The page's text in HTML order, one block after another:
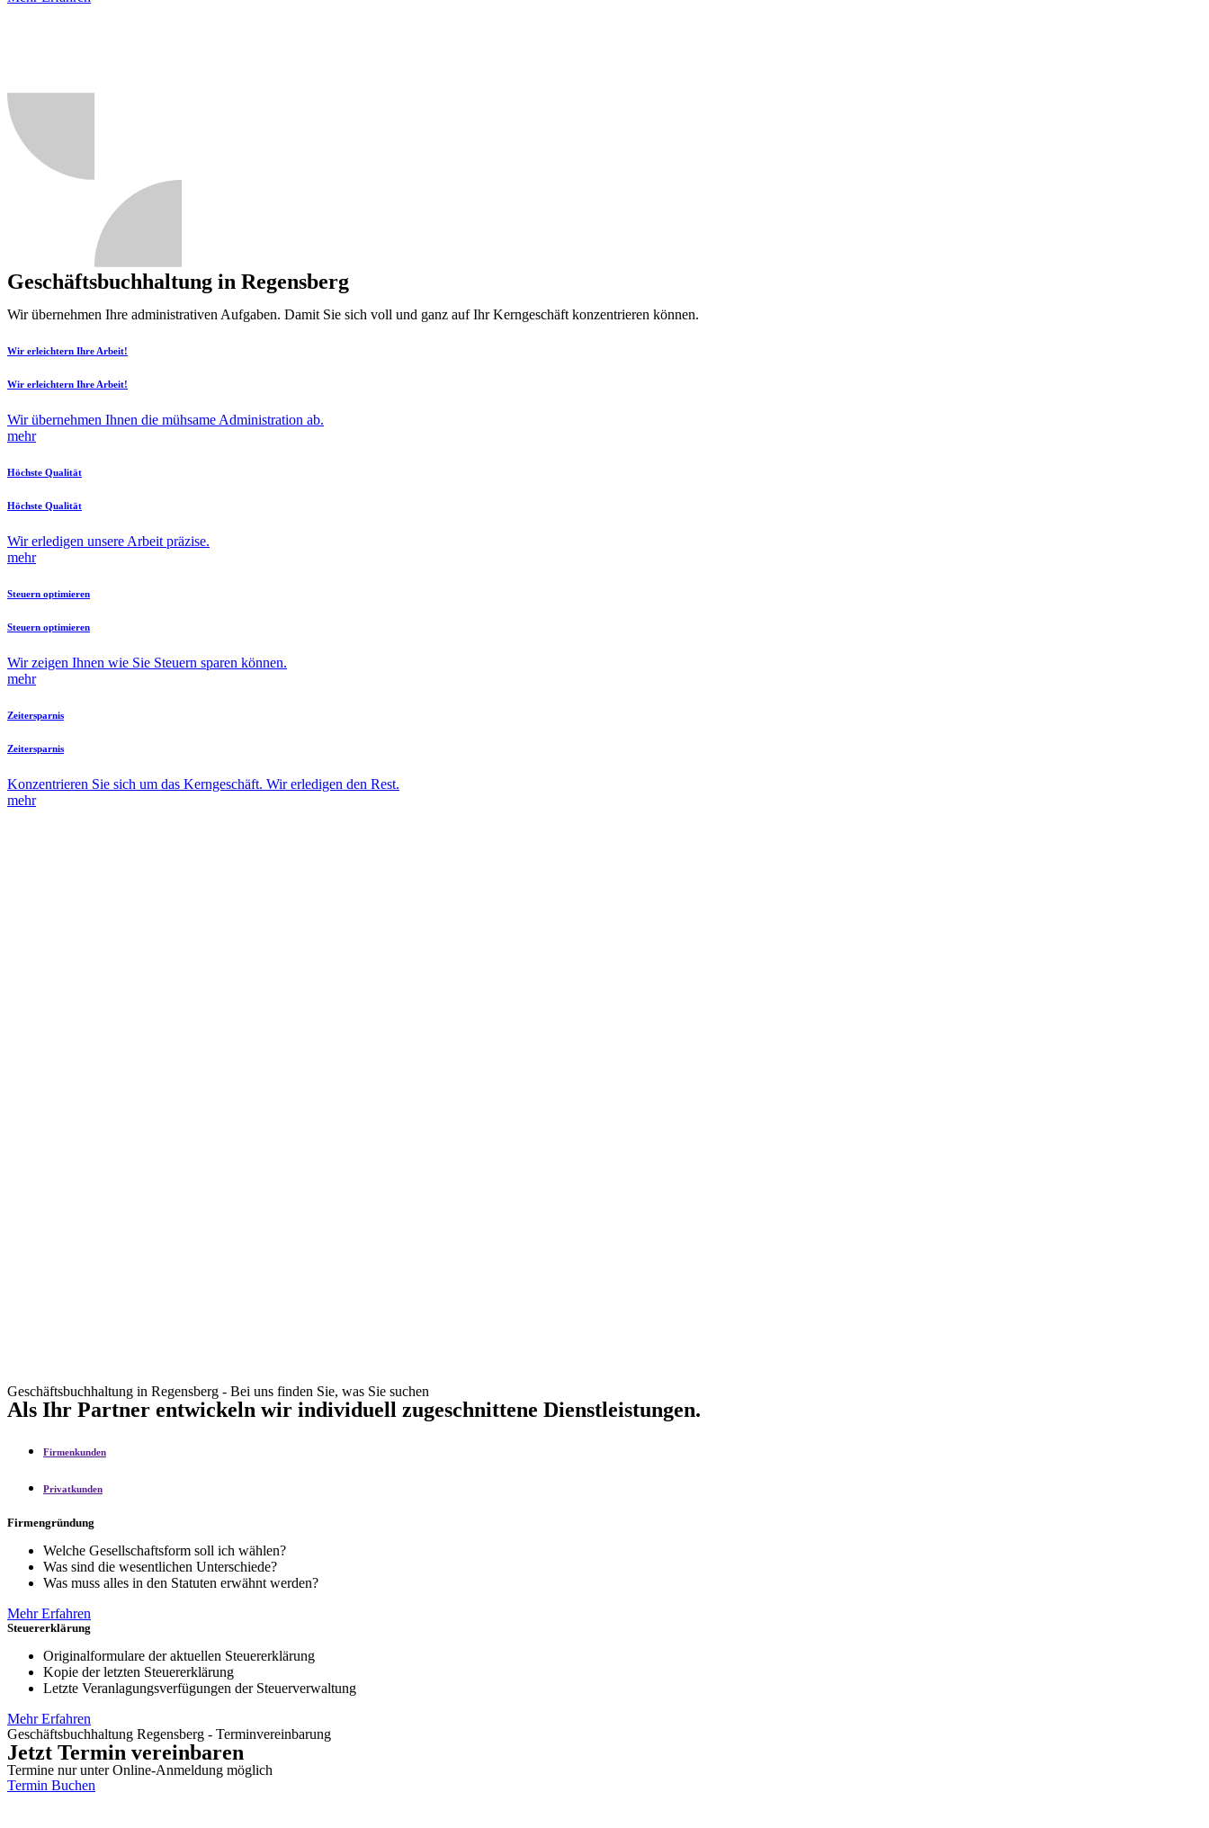
Geschäftsbuchhaltung in Regensberg
Wir übernehmen Ihre administrativen Aufgaben. Damit Sie sich voll und ganz auf Ihr Kerngeschäft konzentrieren können.
Wir erleichtern Ihre Arbeit!
Wir erleichtern Ihre Arbeit!
Wir übernehmen Ihnen die mühsame Administration ab.
mehr
Höchste Qualität
Höchste Qualität
Wir erledigen unsere Arbeit präzise.
mehr
Steuern optimieren
Steuern optimieren
Wir zeigen Ihnen wie Sie Steuern sparen können.
mehr
Zeitersparnis
Zeitersparnis
Konzentrieren Sie sich um das Kerngeschäft. Wir erledigen den Rest.
mehr
Geschäftsbuchhaltung in Regensberg - Bei uns finden Sie, was Sie suchen
Als Ihr Partner entwickeln wir individuell zugeschnittene Dienstleistungen.
Firmenkunden
Privatkunden
Firmengründung
Welche Gesellschaftsform soll ich wählen?
Was sind die wesentlichen Unterschiede?
Was muss alles in den Statuten erwähnt werden?
Mehr Erfahren
Steuererklärung
Originalformulare der aktuellen Steuererklärung
Kopie der letzten Steuererklärung
Letzte Veranlagungsverfügungen der Steuerverwaltung
Mehr Erfahren
Geschäftsbuchhaltung Regensberg - Terminvereinbarung
Jetzt Termin vereinbaren
Termine nur unter Online-Anmeldung möglich
Termin Buchen